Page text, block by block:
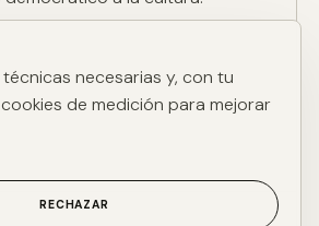
necesarias y, con tu
de medición para mejorar
RECHAZAR